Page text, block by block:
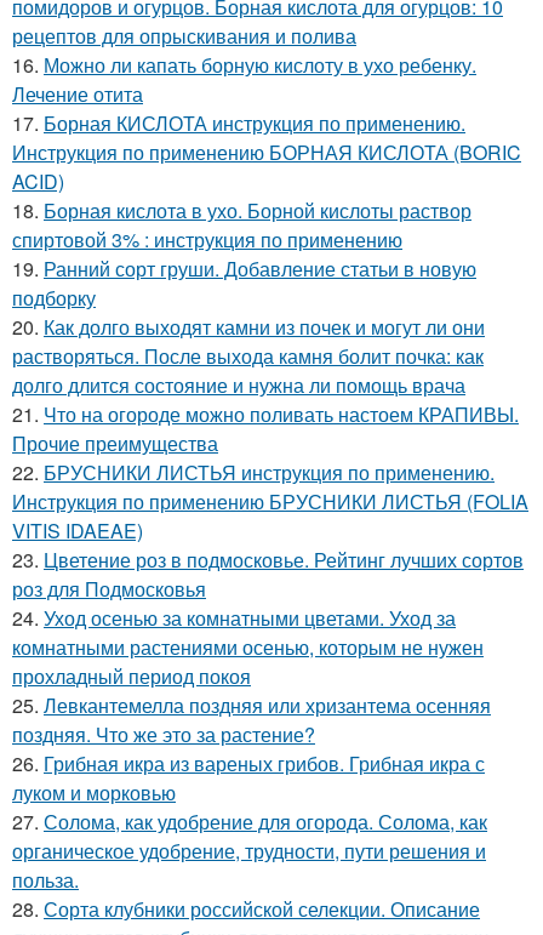
помидоров и огурцов. Борная кислота для огурцов: 10
рецептов для опрыскивания и полива
16. Можно ли капать борную кислоту в ухо ребенку.
Лечение отита
17. Борная КИСЛОТА инструкция по применению.
Инструкция по применению БОРНАЯ КИСЛОТА (BORIC
ACID)
18. Борная кислота в ухо. Борной кислоты раствор
спиртовой 3% : инструкция по применению
19. Ранний сорт груши. Добавление статьи в новую
подборку
20. Как долго выходят камни из почек и могут ли они
растворяться. После выхода камня болит почка: как
долго длится состояние и нужна ли помощь врача
21. Что на огороде можно поливать настоем КРАПИВЫ.
Прочие преимущества
22. БРУСНИКИ ЛИСТЬЯ инструкция по применению.
Инструкция по применению БРУСНИКИ ЛИСТЬЯ (FOLIA
VITIS IDAEAE)
23. Цветение роз в подмосковье. Рейтинг лучших сортов
роз для Подмосковья
24. Уход осенью за комнатными цветами. Уход за
комнатными растениями осенью, которым не нужен
прохладный период покоя
25. Левкантемелла поздняя или хризантема осенняя
поздняя. Что же это за растение?
26. Грибная икра из вареных грибов. Грибная икра с
луком и морковью
27. Солома, как удобрение для огорода. Солома, как
органическое удобрение, трудности, пути решения и
польза.
28. Сорта клубники российской селекции. Описание